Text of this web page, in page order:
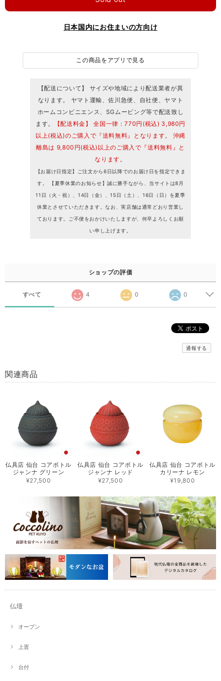
日本国内にお住まいの方向け
この商品をアプリで見る
【配送について】 サイズや地域により配送業者が異
なります。 ヤマト運輸、佐川急便、自社便、ヤマト
ホームコンビニエンス、SGムービング等で配送致し
ます。
【配送料金】 全国一律：770円(税込) 3,980円
以上(税込)のご購入で『送料無料』となります。 沖縄
離島は 9,800円(税込)以上のご購入で『送料無料』と
なります。
【お届け日指定】ご注文から6日以降でのお届け日を指定できま
す。 【夏季休業のお知らせ】誠に勝手ながら、当サイトは8月
11日（火・祝）、14日（金）、15日（土）、16日（日）を夏季
休業とさせていただきます。なお、実店舗は通常どおり営業し
ております。ご不便をおかけいたしますが、何卒よろしくお願
い申し上げます。
ショップの評価
すべて 4 0 0
通報する
関連商品
仏具店 仙台 コアボトル
ジャンナ グリーン
¥27,500
仏具店 仙台 コアボトル
ジャンナ レッド
¥27,500
仏具店 仙台 コアボトル
カリーナ レモン
¥19,800
仏壇
オープン
上置
台付